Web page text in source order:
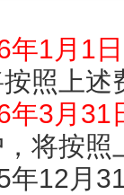
年1月1日
照上述
年3月31
将按照
年12月